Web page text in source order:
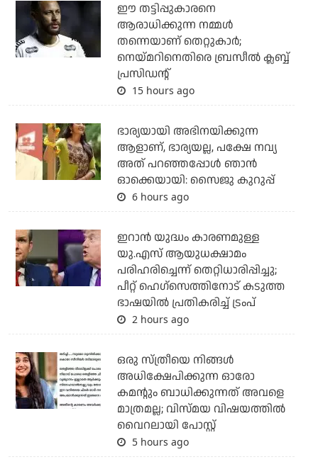
ഈ തട്ടിപ്പുകാരനെ
ആരാധിക്കുന്ന നമ്മള്‍
തന്നെയാണ് തെറ്റുകാര്‍;
നെയ്മറിനെതിരെ ബ്രസീല്‍ ക്ലബ്ബ്
പ്രസിഡന്റ്
15 hours ago
ഭാര്യയായി അഭിനയിക്കുന്ന
ആളാണ്, ഭാര്യയല്ല, പക്ഷേ നവ്യ
അത് പറഞ്ഞപ്പോള്‍ ഞാന്‍
ഓക്കെയായി: സൈജു കുറുപ്പ്
6 hours ago
ഇറാന്‍ യുദ്ധം കാരണമുള്ള
യു.എസ് ആയുധക്ഷാമം
പരിഹരിച്ചെന്ന് തെറ്റിധാരിപ്പിച്ചു;
പീറ്റ് ഹെഗ്‌സെത്തിനോട് കടുത്ത
ഭാഷയില്‍ പ്രതികരിച്ച് ട്രംപ്
2 hours ago
ഒരു സ്ത്രീയെ നിങ്ങള്‍
അധിക്ഷേപിക്കുന്ന ഓരോ
കമന്റും ബാധിക്കുന്നത് അവളെ
മാത്രമല്ല; വിസ്മയ വിഷയത്തില്‍
വൈറലായി പോസ്റ്റ്
5 hours ago